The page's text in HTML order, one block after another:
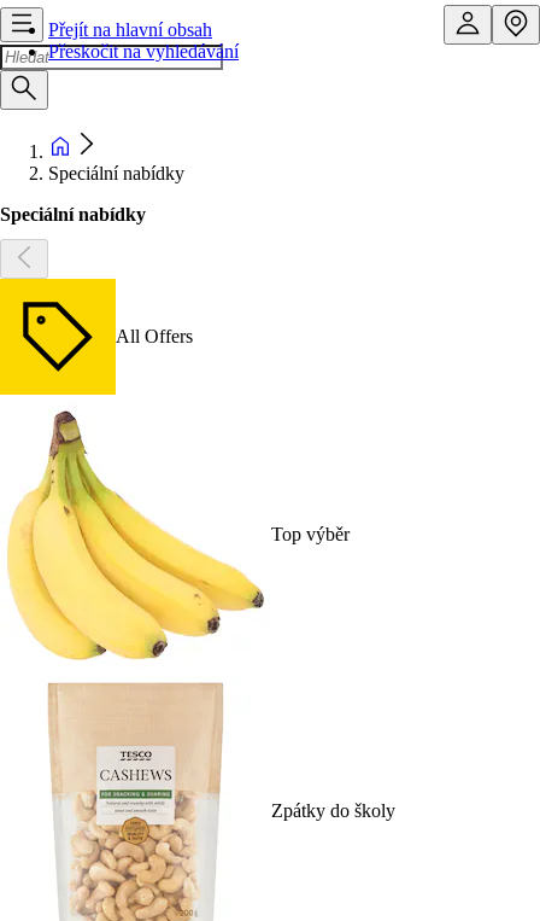
Přejít na hlavní obsah
Přeskočit na vyhledávání
Speciální nabídky
Speciální nabídky
All Offers
Top výběr
Zpátky do školy